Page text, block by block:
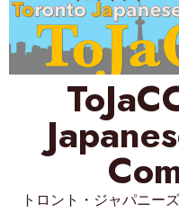
トロント・ジャパニー